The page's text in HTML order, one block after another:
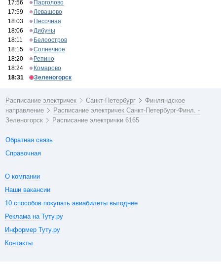
17:56
Парголово
17:59
Левашово
18:03
Песочная
18:06
Дибуны
18:11
Белоостров
18:15
Солнечное
18:20
Репино
18:24
Комарово
18:31
Зеленогорск
Расписание электричек Санкт-Петербург
Финляндское
направление
Расписание электричек Санкт-Петербург-Финл. -
Зеленогорск
Расписание электрички 6165
Обратная связь
Справочная
О компании
Наши вакансии
10 способов покупать авиабилеты выгоднее
Реклама на Туту.ру
Информер Туту.ру
Контакты